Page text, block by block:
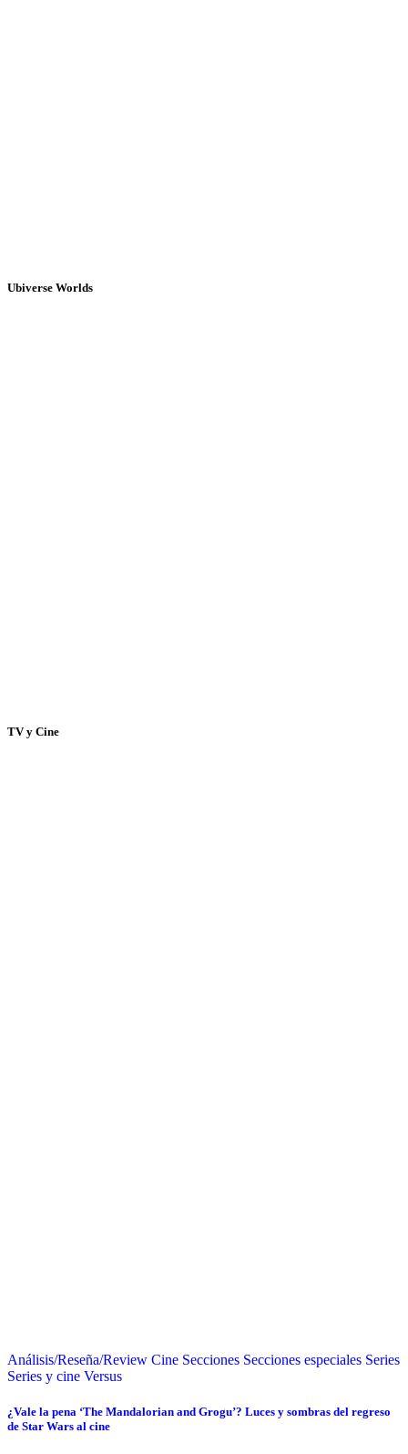
Ubiverse Worlds
TV y Cine
Análisis/Reseña/Review Cine Secciones Secciones especiales Series
Series y cine Versus
¿Vale la pena ‘The Mandalorian and Grogu’? Luces y sombras del regreso
de Star Wars al cine